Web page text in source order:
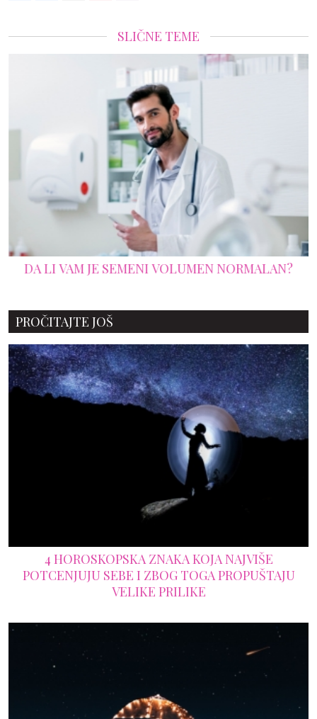
SLIČNE TEME
DA LI VAM JE SEMENI VOLUMEN NORMALAN?
PROČITAJTE JOŠ
4 HOROSKOPSKA ZNAKA KOJA NAJVIŠE
POTCENJUJU SEBE I ZBOG TOGA PROPUŠTAJU
VELIKE PRILIKE